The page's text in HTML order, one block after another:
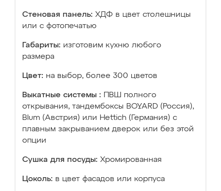
Стеновая панель: ХДФ в цвет столешницы
или с фотопечатью
Габариты: изготовим кухню любого
размера
Цвет: на выбор, более 300 цветов
Выкатные системы :
ПВШ полного
открывания, тандембоксы BOYARD (Россия),
Blum (Австрия) или Hettich (Германия) с
плавным закрыванием дверок или без этой
опции
Сушка для посуды: Хромированная
Цоколь: в цвет фасадов или корпуса